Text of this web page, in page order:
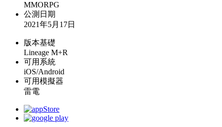
MMORPG
公測日期
2021年5月17日
版本基礎
Lineage M+R
可用系統
iOS/Android
可用模擬器
雷電